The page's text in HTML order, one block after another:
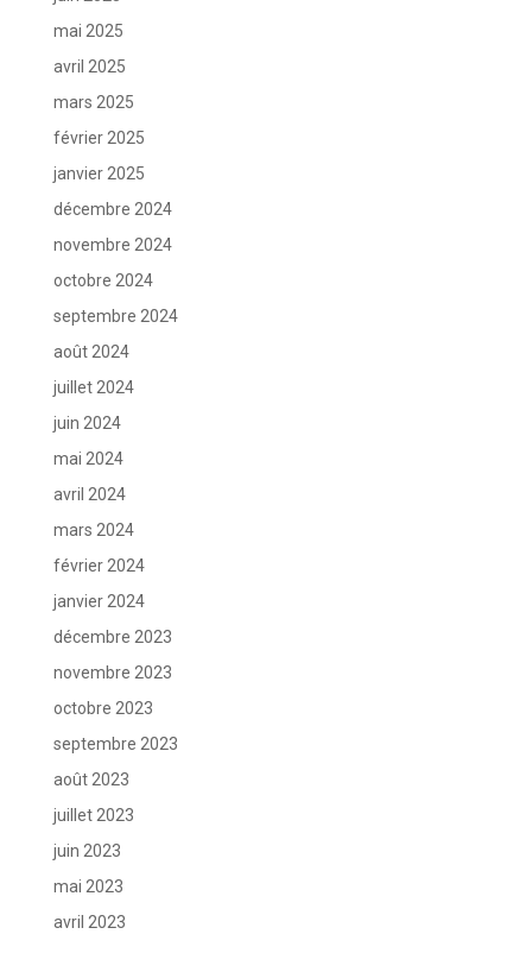
mai 2025
avril 2025
mars 2025
février 2025
janvier 2025
décembre 2024
novembre 2024
octobre 2024
septembre 2024
août 2024
juillet 2024
juin 2024
mai 2024
avril 2024
mars 2024
février 2024
janvier 2024
décembre 2023
novembre 2023
octobre 2023
septembre 2023
août 2023
juillet 2023
juin 2023
mai 2023
avril 2023